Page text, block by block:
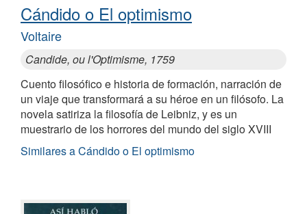
Cándido o El optimismo
Voltaire
Candide, ou l'Optimisme, 1759
Cuento filosófico e historia de formación, narración de
un viaje que transformará a su héroe en un filósofo. La
novela satiriza la filosofía de Leibniz, y es un
muestrario de los horrores del mundo del siglo XVIII
Similares a Cándido o El optimismo